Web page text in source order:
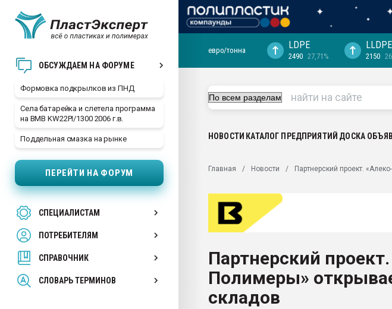
ОБСУЖДАЕМ НА ФОРУМЕ
Формовка подкрылков из ПНД
Села батарейка и слетела программа
на BMB KW22PI/1300 2006 г.в.
Поддельная смазка на рынке
ПЕРЕЙТИ НА ФОРУМ
СПЕЦИАЛИСТАМ
ПОТРЕБИТЕЛЯМ
СПРАВОЧНИК
СЛОВАРЬ ТЕРМИНОВ
29.07.2026 ФРП помог "Ижевскому
Вакуум-формовочные машины:
28.07.2026 Автоматизация выходит на
первый план в переработке
пластмасс
ситуацией на строительном рынке
Всё, что касается выдува ПЭТ
бутылок
евро/тонна LDPE
2490 27,71%
LLDPE
2150
НОВОСТИ КАТАЛОГ ПРЕДПРИЯТИЙ ДОСКА
Главная Новости Партнерский проект.
Партнерский
Полимеры»
складов